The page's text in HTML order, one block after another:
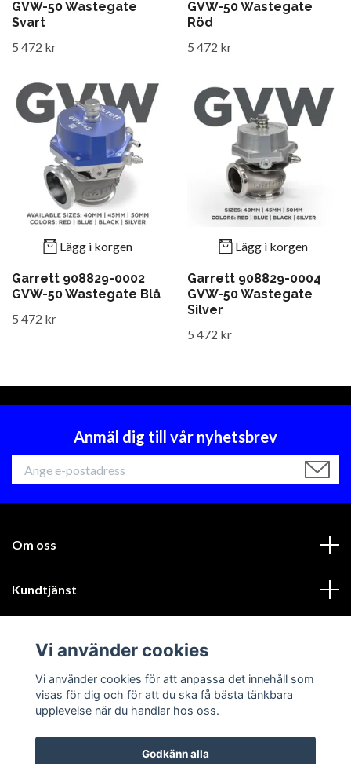
GVW-50 Wastegate
Svart
5 472 kr
GVW-50 Wastegate
Röd
5 472 kr
Lägg i korgen
Garrett 908829-0002
GVW-50 Wastegate Blå
5 472 kr
Lägg i korgen
Garrett 908829-0004
GVW-50 Wastegate
Silver
5 472 kr
Anmäl dig till vår nyhetsbrev
Om oss
Kundtjänst
Sociala medier
Vi använder cookies
Vi använder cookies för att anpassa det innehåll som
visas för dig och för att du ska få bästa tänkbara
upplevelse när du handlar hos oss.
Godkänn alla